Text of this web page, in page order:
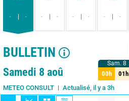
- - - - - - - -
BULLETIN
1 jour 3 jours 7 jours 15 jours
Samedi 8 aoû
METEO CONSULT Actualisé, il y a 3h
Sam. 8
00h 01h
Sam. 8
00h 01h